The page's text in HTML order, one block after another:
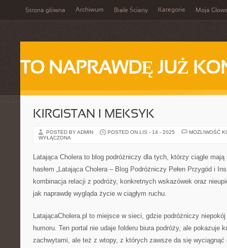
Strona główna Archiwum Białe Ściany Kategorie Moja
TO NAPRAWDĘ JUŻ
KIRGISTAN I MEKSYK
POSTED BY ADMIN POSTED ON LIS - 14 - 2025
MOŻLIWOŚĆ
WYŁĄCZONA
Latająca Cholera to blog podróżniczy dla tych, którzy ciągle
hasłem „Latająca Cholera – Blog Podróżniczy Pełen Przygód i
kombinacja relacji z podróży, konkretnych wskazówek oraz
jak naprawdę wygląda życie w ciągłym ruchu.
LatającaCholera.pl to miejsce w sieci, gdzie podróżniczy
humoru. Ten portal nie udaje folderu biura podróży, ale pokazuje
zachwytami, ale też z wtopy, z których zawsze da się wyciągnąć